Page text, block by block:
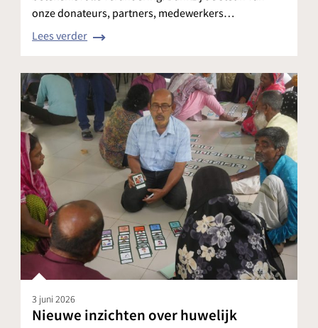
onze donateurs, partners, medewerkers…
Lees verder
3 juni 2026
Nieuwe inzichten over huwelijk